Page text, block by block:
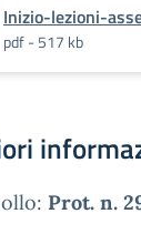
Inizio-lezioni-
pdf - 517 kb
Prot. n.